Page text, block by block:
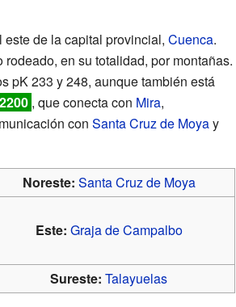
de la capital provincial, Cuenca.
en su totalidad, por montañas.
pK 233 y 248, aunque también está
, que conecta con Mira,
con Santa Cruz de Moyay
Noreste: Santa Cruz de Moya
Este: Graja de Campalbo
Sureste: Talayuelas